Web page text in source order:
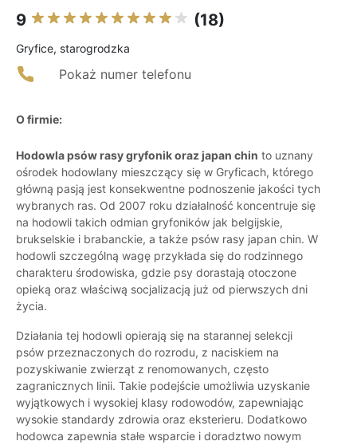
9 (18)
Gryfice, starogrodzka
Pokaż numer telefonu
O firmie:
Hodowla psów rasy gryfonik oraz japan chin to uznany
ośrodek hodowlany mieszczący się w Gryficach, którego
główną pasją jest konsekwentne podnoszenie jakości tych
wybranych ras. Od 2007 roku działalność koncentruje się
na hodowli takich odmian gryfoników jak belgijskie,
brukselskie i brabanckie, a także psów rasy japan chin. W
hodowli szczególną wagę przykłada się do rodzinnego
charakteru środowiska, gdzie psy dorastają otoczone
opieką oraz właściwą socjalizacją już od pierwszych dni
życia.
Działania tej hodowli opierają się na starannej selekcji
psów przeznaczonych do rozrodu, z naciskiem na
pozyskiwanie zwierząt z renomowanych, często
zagranicznych linii. Takie podejście umożliwia uzyskanie
wyjątkowych i wysokiej klasy rodowodów, zapewniając
wysokie standardy zdrowia oraz eksterieru. Dodatkowo
hodowca zapewnia stałe wsparcie i doradztwo nowym